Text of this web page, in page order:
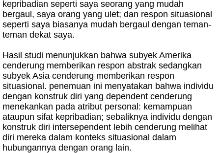
kepribadian seperti saya seorang yang mudah
bergaul, saya orang yang ulet; dan respon situasional
seperti saya biasanya mudah bergaul dengan teman-
teman dekat saya.
Hasil studi menunjukkan bahwa subyek Amerika
cenderung memberikan respon abstrak sedangkan
subyek Asia cenderung memberikan respon
situasional. penemuan ini menyatakan bahwa individu
dengan konstruk diri yang dependent cenderung
menekankan pada atribut personal: kemampuan
ataupun sifat kepribadian; sebaliknya individu dengan
konstruk diri intersependent lebih cenderung melihat
diri mereka dalam konteks situasional dalam
hubungannya dengan orang lain.